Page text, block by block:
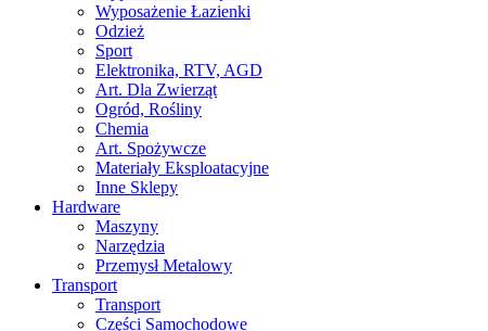
Wyposażenie Łazienki
Odzież
Sport
Elektronika, RTV, AGD
Art. Dla Zwierząt
Ogród, Rośliny
Chemia
Art. Spożywcze
Materiały Eksploatacyjne
Inne Sklepy
Hardware
Maszyny
Narzędzia
Przemysł Metalowy
Transport
Transport
Części Samochodowe